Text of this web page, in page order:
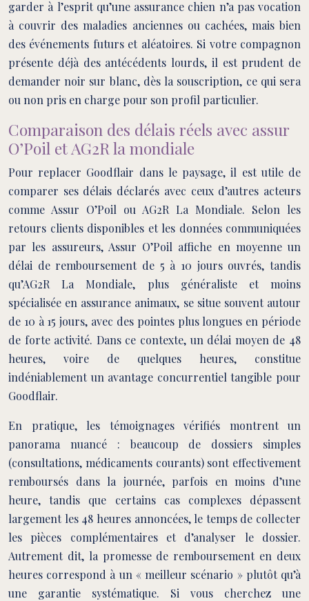
garder à l’esprit qu’une assurance chien n’a pas vocation
à couvrir des maladies anciennes ou cachées, mais bien
des événements futurs et aléatoires. Si votre compagnon
présente déjà des antécédents lourds, il est prudent de
demander noir sur blanc, dès la souscription, ce qui sera
ou non pris en charge pour son profil particulier.
Comparaison des délais réels avec assur
O’Poil et AG2R la mondiale
Pour replacer Goodflair dans le paysage, il est utile de
comparer ses délais déclarés avec ceux d’autres acteurs
comme Assur O’Poil ou AG2R La Mondiale. Selon les
retours clients disponibles et les données communiquées
par les assureurs, Assur O’Poil affiche en moyenne un
délai de remboursement de 5 à 10 jours ouvrés, tandis
qu’AG2R La Mondiale, plus généraliste et moins
spécialisée en assurance animaux, se situe souvent autour
de 10 à 15 jours, avec des pointes plus longues en période
de forte activité. Dans ce contexte, un délai moyen de 48
heures, voire de quelques heures, constitue
indéniablement un avantage concurrentiel tangible pour
Goodflair.
En pratique, les témoignages vérifiés montrent un
panorama nuancé : beaucoup de dossiers simples
(consultations, médicaments courants) sont effectivement
remboursés dans la journée, parfois en moins d’une
heure, tandis que certains cas complexes dépassent
largement les 48 heures annoncées, le temps de collecter
les pièces complémentaires et d’analyser le dossier.
Autrement dit, la promesse de remboursement en deux
heures correspond à un « meilleur scénario » plutôt qu’à
une garantie systématique. Si vous cherchez une